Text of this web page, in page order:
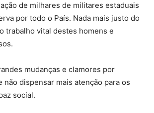
de milhares de militares estaduais
por todo o País. Nada mais justo do
trabalho vital destes homens e
mudanças e clamores por
não dispensar mais atenção para os
social.